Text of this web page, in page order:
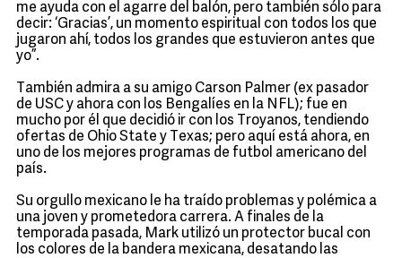
me ayuda con el agarre del balón, pero también sólo para
decir: ‘Gracias’, un momento espiritual con todos los que
jugaron ahí, todos los grandes que estuvieron antes que
yo”.
También admira a su amigo Carson Palmer (ex pasador
de USC y ahora con los Bengalíes en la NFL); fue en
mucho por él que decidió ir con los Troyanos, tendiendo
ofertas de Ohio State y Texas; pero aquí está ahora, en
uno de los mejores programas de futbol americano del
país.
Su orgullo mexicano le ha traído problemas y polémica a
una joven y prometedora carrera. A finales de la
temporada pasada, Mark utilizó un protector bucal con
los colores de la bandera mexicana, desatando las